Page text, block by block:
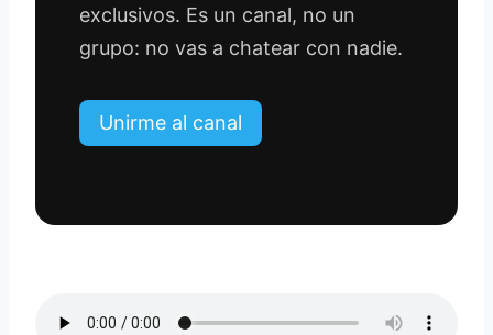
exclusivos. Es un canal, no un
grupo: no vas a chatear con nadie.
Unirme al canal